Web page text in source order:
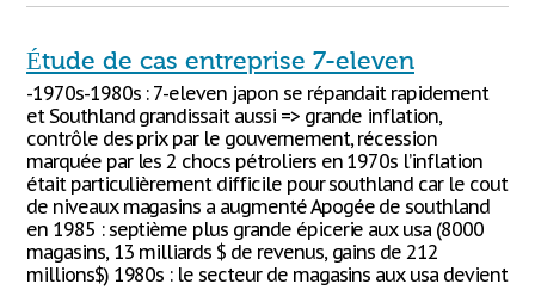
Étude de cas entreprise 7-eleven
-1970s-1980s : 7-eleven japon se répandait rapidement
et Southland grandissait aussi => grande inflation,
contrôle des prix par le gouvernement, récession
marquée par les 2 chocs pétroliers en 1970s l’inflation
était particulièrement difficile pour southland car le cout
de niveaux magasins a augmenté Apogée de southland
en 1985 : septième plus grande épicerie aux usa (8000
magasins, 13 milliards $ de revenus, gains de 212
millions$) 1980s : le secteur de magasins aux usa devient